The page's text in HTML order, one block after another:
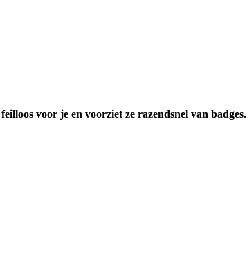
voor je en voorziet ze razendsnel van badges.